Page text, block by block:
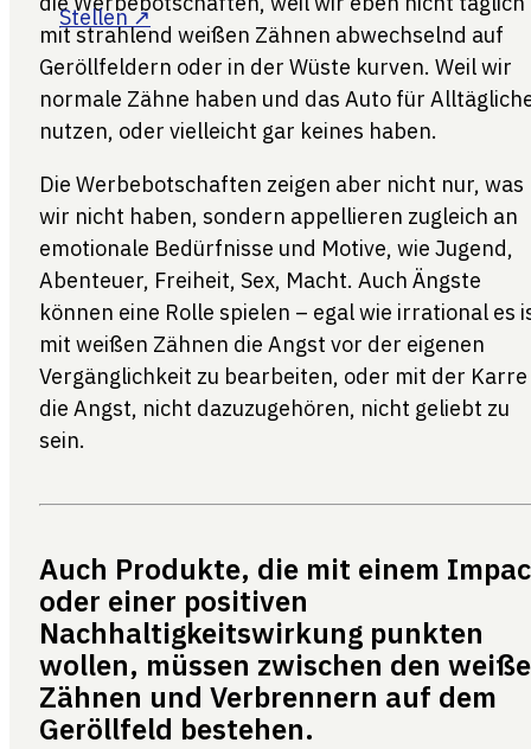
mit strahlend weißen Zähnen abwechselnd auf
Geröllfeldern oder in der Wüste kurven. Weil wir
normale Zähne haben und das Auto für
nutzen, oder vielleicht gar keines haben.
Die Werbebotschaften zeigen aber nicht nur, was
wir nicht haben, sondern appellieren zugleich an
emotionale Bedürfnisse und Motive, wie Jugend,
Abenteuer, Freiheit, Sex, Macht. Auch Ängste
können eine Rolle spielen – egal wie irrational es
mit weißen Zähnen die Angst vor der eigenen
Vergänglichkeit zu bearbeiten, oder mit der Karre
die Angst, nicht dazuzugehören, nicht geliebt zu
sein.
Auch Produkte, die mit einem
oder einer positiven
Nachhaltigkeitswirkung punkten
wollen, müssen zwischen den
Zähnen und Verbrennern auf dem
Geröllfeld bestehen.